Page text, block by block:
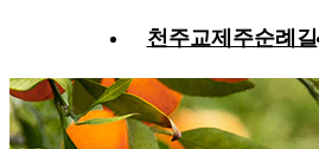
천주교제주순례길